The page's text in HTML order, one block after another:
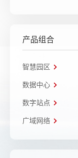
产品组合
智慧园区
数据中心
数字站点
广域网络